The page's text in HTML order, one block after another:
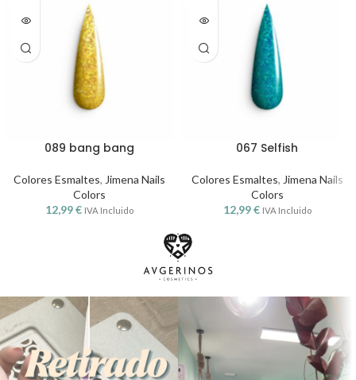
089 bang bang
Colores Esmaltes, Jimena Nails
Colors
12,99€ IVA Incluido
067 Selfish
Colores Esmaltes, Jimena Nails
Colors
12,99€ IVA Incluido